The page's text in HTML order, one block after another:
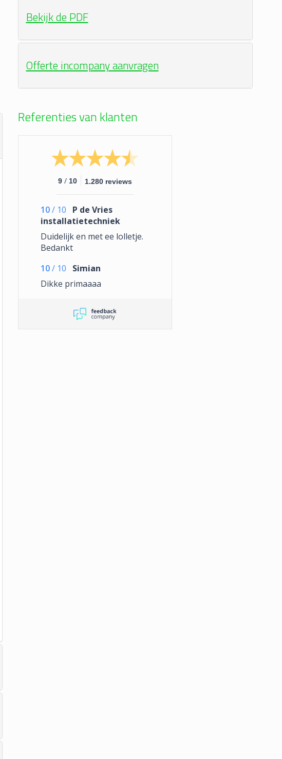
Bekijk de PDF
Offerte incompany aanvragen
Referenties van klanten
9 / 10 1.280 reviews
10 / 10
P de Vries
installatietechniek
Duidelijk en met ee lolletje.
Bedankt
10 / 10
Simian
Dikke primaaaa